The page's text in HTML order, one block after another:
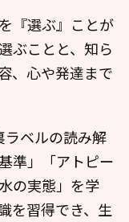
『選ぶ』ことが
ぶことと、知ら
、心や発達まで
ラベルの読み解
準」「アトピー
の実態」を学
を習得でき、生